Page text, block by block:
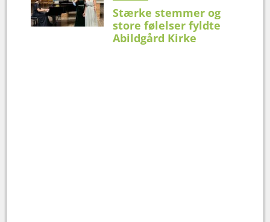
Stærke stemmer og
store følelser fyldte
Abildgård Kirke